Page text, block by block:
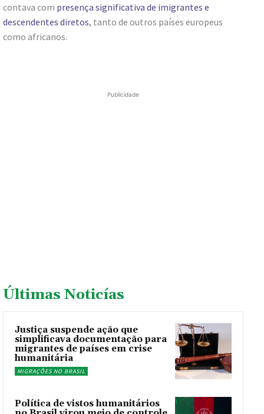
contava com presença significativa de imigrantes e
descendentes diretos, tanto de outros países europeus
como africanos.
Publicidade
Últimas Noticías
Justiça suspende ação que
simplificava documentação para
migrantes de países em crise
humanitária
MIGRAÇÕES NO BRASIL
Política de vistos humanitários